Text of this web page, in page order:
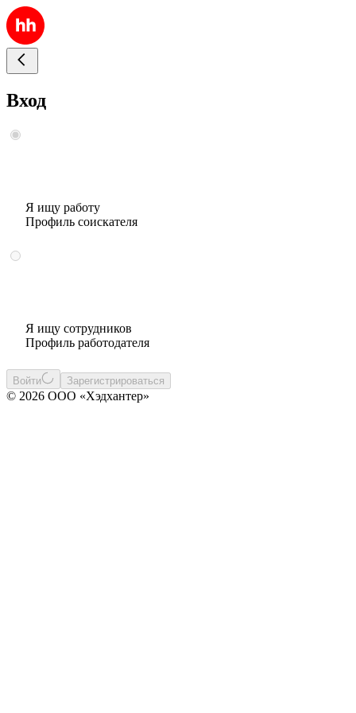
Вход
Я ищу работу
Профиль соискателя
Я ищу сотрудников
Профиль работодателя
Войти Зарегистрироваться
© 2026 ООО «Хэдхантер»